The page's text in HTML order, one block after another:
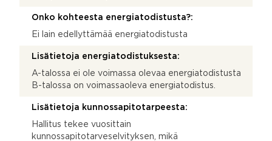
Onko kohteesta energiatodistusta?:
Ei lain edellyttämää energiatodistusta
Lisätietoja energiatodistuksesta:
A-talossa ei ole voimassa olevaa energiatodistusta
B-talossa on voimassaoleva energiatodistus.
Lisätietoja kunnossapitotarpeesta:
Hallitus tekee vuosittain
kunnossapitotarveselvityksen, mikä